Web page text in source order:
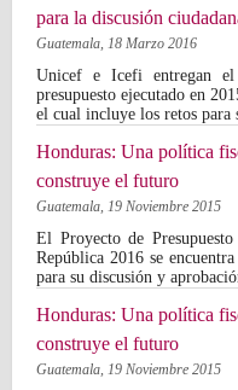
para la discusión
Guatemala, 18 Marzo 2016
Unicef e Icefi entregan el
presupuesto ejecutado en
el cual incluye los retos para
Honduras: Una política
construye el futuro
Guatemala, 19 Noviembre 2015
El Proyecto de
República 2016 se
para su discusión y
Honduras: Una política
construye el futuro
Guatemala, 19 Noviembre 2015